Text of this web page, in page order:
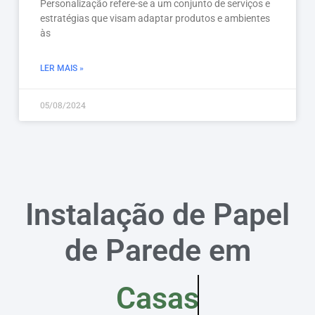
Personalização refere-se a um conjunto de serviços e
estratégias que visam adaptar produtos e ambientes
às
LER MAIS »
05/08/2024
Instalação de Papel
de Parede em
Casas